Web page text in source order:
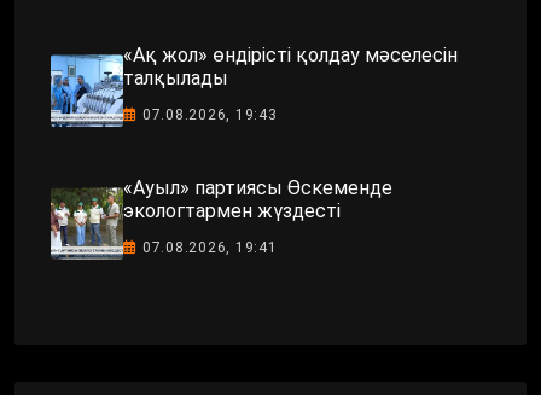
«Ақ жол» өндірісті қолдау мәселесін
талқылады
07.08.2026, 19:43
«Ауыл» партиясы Өскеменде
экологтармен жүздесті
07.08.2026, 19:41